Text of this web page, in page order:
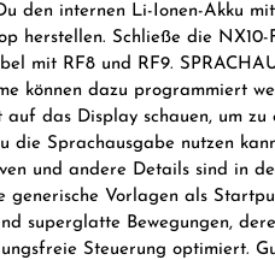
den internen Li-Ionen-Akku
herstellen. Schließe die
mit RF8 und RF9.
können dazu programmiert
das Display schauen, um
die Sprachausgabe nutzen
und andere Details sind in
generische Vorlagen als
superglatte Bewegungen,
Steuerung optimiert.